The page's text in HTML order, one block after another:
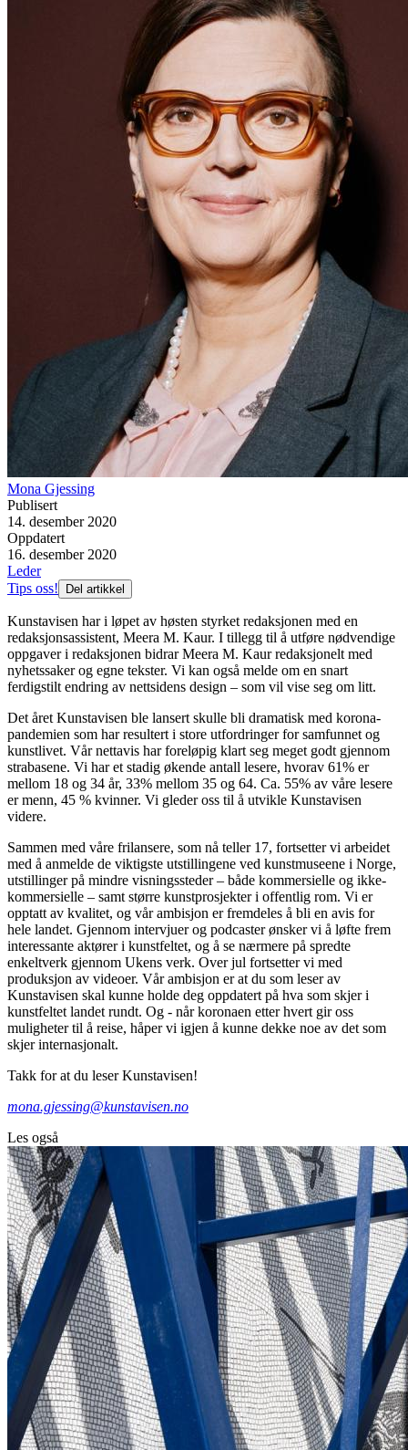
Mona Gjessing
Publisert
14. desember 2020
Oppdatert
16. desember 2020
Leder
Tips oss!
Del artikkel
Kunstavisen har i løpet av høsten styrket redaksjonen med en
redaksjonsassistent, Meera M. Kaur. I tillegg til å utføre nødvendige
oppgaver i redaksjonen bidrar Meera M. Kaur redaksjonelt med
nyhetssaker og egne tekster. Vi kan også melde om en snart
ferdigstilt endring av nettsidens design – som vil vise seg om litt.
Det året Kunstavisen ble lansert skulle bli dramatisk med korona-
pandemien som har resultert i store utfordringer for samfunnet og
kunstlivet. Vår nettavis har foreløpig klart seg meget godt gjennom
strabasene. Vi har et stadig økende antall lesere, hvorav 61% er
mellom 18 og 34 år, 33% mellom 35 og 64. Ca. 55% av våre lesere
er menn, 45 % kvinner. Vi gleder oss til å utvikle Kunstavisen
videre.
Sammen med våre frilansere, som nå teller 17, fortsetter vi arbeidet
med å anmelde de viktigste utstillingene ved kunstmuseene i Norge,
utstillinger på mindre visningssteder – både kommersielle og ikke-
kommersielle – samt større kunstprosjekter i offentlig rom. Vi er
opptatt av kvalitet, og vår ambisjon er fremdeles å bli en avis for
hele landet. Gjennom intervjuer og podcaster ønsker vi å løfte frem
interessante aktører i kunstfeltet, og å se nærmere på spredte
enkeltverk gjennom Ukens verk. Over jul fortsetter vi med
produksjon av videoer. Vår ambisjon er at du som leser av
Kunstavisen skal kunne holde deg oppdatert på hva som skjer i
kunstfeltet landet rundt. Og - når koronaen etter hvert gir oss
muligheter til å reise, håper vi igjen å kunne dekke noe av det som
skjer internasjonalt.
Takk for at du leser Kunstavisen!
mona.gjessing@kunstavisen.no
Les også